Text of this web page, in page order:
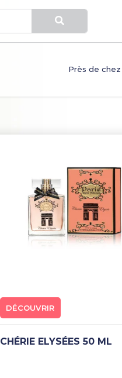
Près de chez
CHÉRIE ELYSÉES 50 ML
DÉCOUVRIR